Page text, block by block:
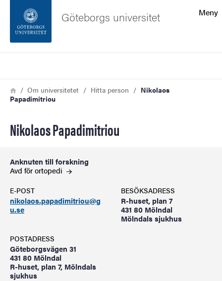
Sidfoten
Om webbplatsen
Meny
Göteborgs universitet
Länkstig
HemOm universitetet Hitta person
Nikolaos
Papadimitriou
Nikolaos Papadimitriou
Anknuten till forskning
Avd förortopedi
E-POST
nikolaos.papadimitriou@g
u.se
BESÖKSADRESS
R-huset, plan 7
431 80 Mölndal
Mölndals sjukhus
POSTADRESS
Göteborgsvägen 31
431 80 Mölndal
R-huset, plan 7, Mölndals
sjukhus